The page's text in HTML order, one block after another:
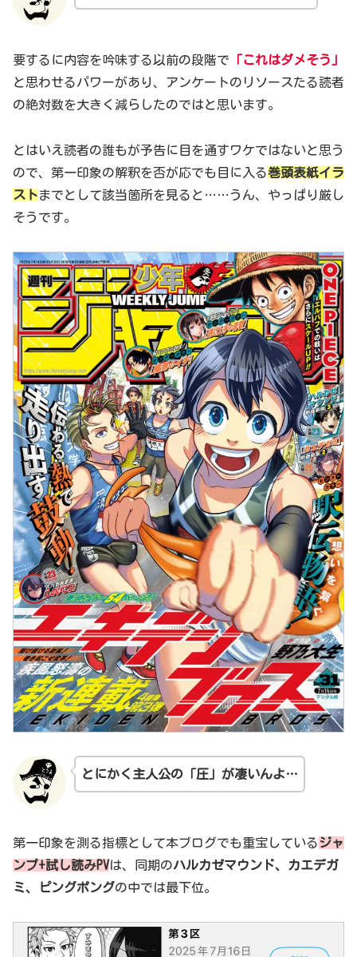
要するに内容を吟味する以前の段階で 「これはダメそう」
と思わせるパワーがあり、アンケートのリソースたる読者
の絶対数を大きく減らしたのではと思います。
とはいえ読者の誰もが予告に目を通すワケではないと思う
ので、第一印象の解釈を否が応でも目に入る巻頭表紙イラ
ストまでとして該当箇所を見ると……うん、やっぱり厳し
そうです。
とにかく主人公の「圧」が凄いんよ…
第一印象を測る指標として本ブログでも重宝している ジャ
ンプ+試し読みPVは、同期のハルカゼマウンド、カエデガ
ミ、ピングポングの中では最下位。